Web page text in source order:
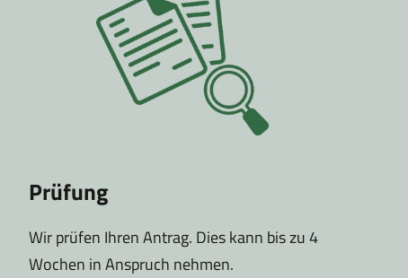
Prüfung
Wir prüfen Ihren Antrag. Dies kann bis zu 4
Wochen in Anspruch nehmen.